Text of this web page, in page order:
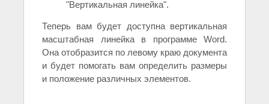
"Вертикальная линейка".
Теперь вам будет доступна вертикальная
масштабная линейка в программе Word.
Она отобразится по левому краю документа
и будет помогать вам определить размеры
и положение различных элементов.